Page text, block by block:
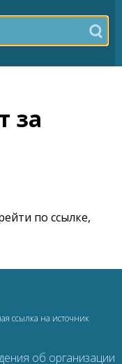
за
по ссылке,
ссылка на источник
об организации